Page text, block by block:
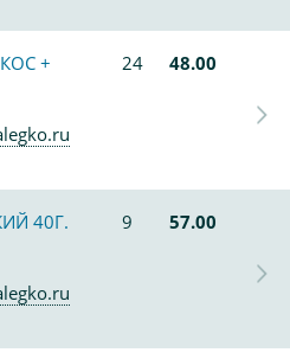
+
24 48.00
40Г.
9 57.00